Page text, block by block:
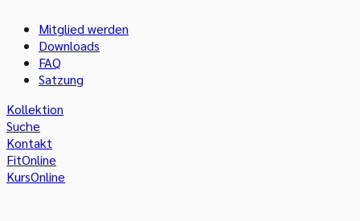
Mitglied werden
Downloads
FAQ
Satzung
Kollektion
Suche
Kontakt
FitOnline
KursOnline